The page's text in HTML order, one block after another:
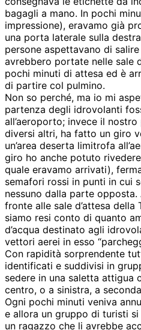
bagagli a mano. In pochi
impressione), eravamo già
una porta laterale sulla
persone aspettavano di
avrebbero portate nelle sale
pochi minuti di attesa ed è
di partire col pulmino.
Non so perché, ma io mi
partenza degli idrovolanti
all’aeroporto; invece il
diversi altri, ha fatto un giro
un’area deserta limitrofa
giro ho anche potuto
quale eravamo arrivati),
semafori rossi in punti in cui
nessuno dalla parte
fronte alle sale d’attesa della
siamo resi conto di quanto
d’acqua destinato agli
vettori aerei in esso
Con rapidità sorprendente
identificati e suddivisi in
sedere in una saletta attigua
centro, o a sinistra, a
Ogni pochi minuti veniva
e allora un gruppo di turisti
un ragazzo che li avrebbe